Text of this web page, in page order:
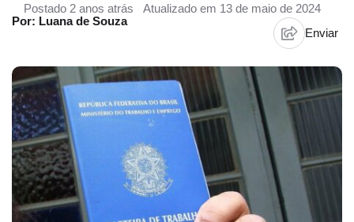
Postado 2 anos atrás
Atualizado em 13 de maio de 2024
Por: Luana de Souza
Enviar